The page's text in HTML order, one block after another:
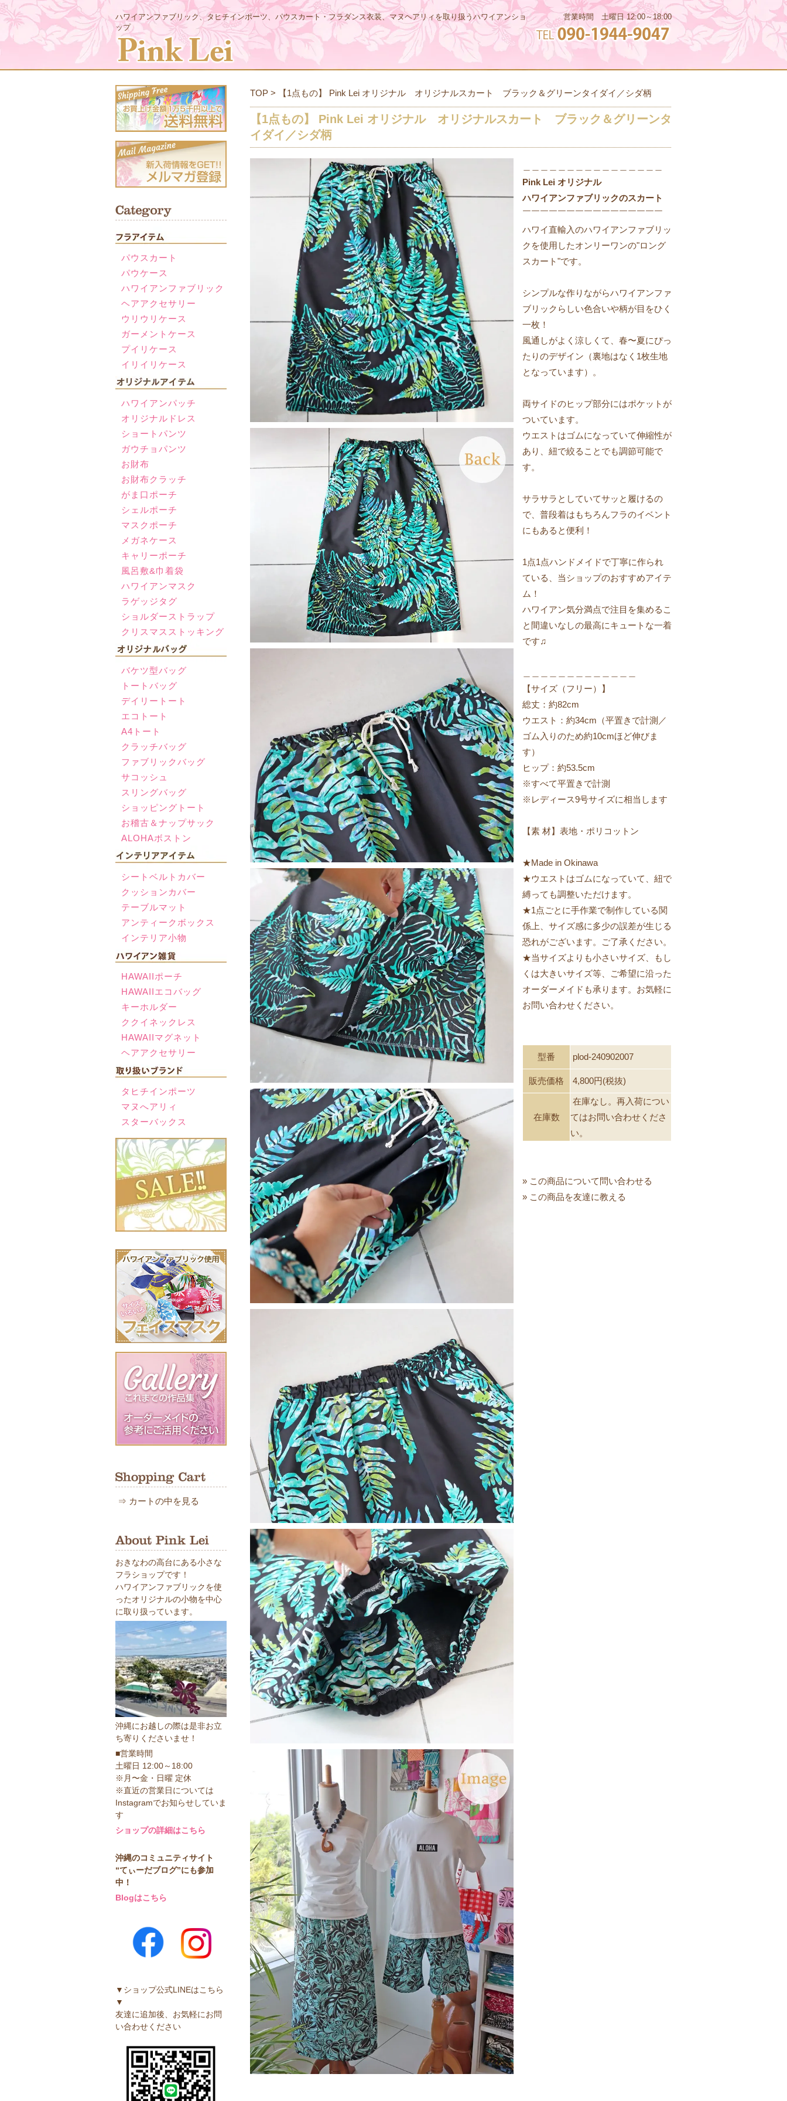
ハワイアンファブリック、タヒチインポーツ、パウスカート・フラダンス衣装、マヌヘアリィを取り扱うハワイアンショ
ップ
営業時間 土曜日 12:00～18:00
パウスカート
パウケース
ハワイアンファブリック
ヘアアクセサリー
ウリウリケース
ガーメントケース
プイリケース
イリイリケース
ハワイアンパッチ
オリジナルドレス
ショートパンツ
ガウチョパンツ
お財布
お財布クラッチ
がま口ポーチ
シェルポーチ
マスクポーチ
メガネケース
キャリーポーチ
風呂敷&巾着袋
ハワイアンマスク
ラゲッジタグ
ショルダーストラップ
クリスマスストッキング
バケツ型バッグ
トートバッグ
デイリートート
エコトート
A4トート
クラッチバッグ
ファブリックバッグ
サコッシュ
スリングバッグ
ショッピングトート
お稽古＆ナップサック
ALOHAボストン
シートベルトカバー
クッションカバー
テーブルマット
アンティークボックス
インテリア小物
HAWAIIポーチ
HAWAIIエコバッグ
キーホルダー
ククイネックレス
HAWAIIマグネット
ヘアアクセサリー
タヒチインポーツ
マヌへアリィ
スターバックス
⇒ カートの中を見る
おきなわの高台にある小さな
フラショップです！
ハワイアンファブリックを使
ったオリジナルの小物を中心
に取り扱っています。
沖縄にお越しの際は是非お立
ち寄りくださいませ！
■営業時間
土曜日 12:00～18:00
※月〜金・日曜 定休
※直近の営業日については
Instagramでお知らせしていま
す
ショップの詳細はこちら
沖縄のコミュニティサイト
“てぃーだブログ”にも参加
中！
Blogはこちら
▼ショップ公式LINEはこちら
▼
友達に追加後、お気軽にお問
い合わせください
TOP > 【1点もの】 Pink Lei オリジナル オリジナルスカート ブラック＆グリーンタイダイ／シダ柄
【1点もの】 Pink Lei オリジナル オリジナルスカート ブラック＆グリーンタ
イダイ／シダ柄
Pink Lei オリジナル
ハワイアンファブリックのスカート
￣￣￣￣￣￣￣￣￣￣￣￣￣￣￣￣
ハワイ直輸入のハワイアンファブリッ
クを使用したオンリーワンの"ロング
スカート"です。
シンプルな作りながらハワイアンファ
ブリックらしい色合いや柄が目をひく
一枚！
風通しがよく涼しくて、春〜夏にぴっ
たりのデザイン（裏地はなく1枚生地
となっています）。
両サイドのヒップ部分にはポケットが
ついています。
ウエストはゴムになっていて伸縮性が
あり、紐で絞ることでも調節可能で
す。
サラサラとしていてサッと履けるの
で、普段着はもちろんフラのイベント
にもあると便利！
1点1点ハンドメイドで丁寧に作られ
ている、当ショップのおすすめアイテ
ム！
ハワイアン気分満点で注目を集めるこ
と間違いなしの最高にキュートな一着
です♫
【サイズ（フリー）】
総丈：約82cm
ウエスト：約34cm（平置きで計測／
ゴム入りのため約10cmほど伸びま
す）
ヒップ：約53.5cm
※すべて平置きで計測
※レディース9号サイズに相当します
【素 材】表地・ポリコットン
★Made in Okinawa
★ウエストはゴムになっていて、紐で
縛っても調整いただけます。
★1点ごとに手作業で制作している関
係上、サイズ感に多少の誤差が生じる
恐れがございます。ご了承ください。
★当サイズよりも小さいサイズ、もし
くは大きいサイズ等、ご希望に沿った
オーダーメイドも承ります。お気軽に
お問い合わせください。
型番 plod-240902007
販売価格 4,800円(税抜)
在庫数
在庫なし。再入荷につい
てはお問い合わせくださ
い。
» この商品について問い合わせる
» この商品を友達に教える